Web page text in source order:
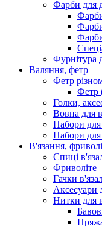
Фарби для
Фурнітура
Валяння, фетр
Фетр
Фетр
Голки,
Вовна для
Набори для
Набори для
В'язання,
Спиці
Фриволіте
Гачки
Аксесуари
Нитки для